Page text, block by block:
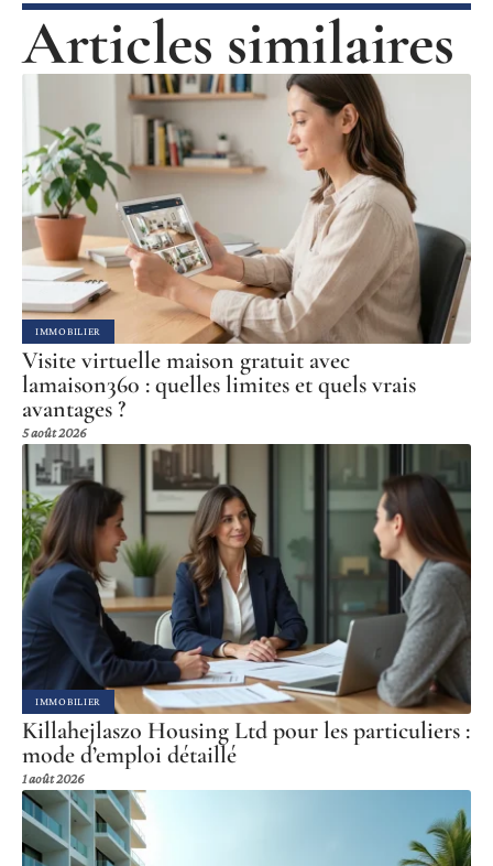
Articles similaires
IMMOBILIER
Visite virtuelle maison gratuit avec
lamaison360 : quelles limites et quels vrais
avantages ?
5 août 2026
IMMOBILIER
Killahejlaszo Housing Ltd pour les particuliers :
mode d’emploi détaillé
1 août 2026